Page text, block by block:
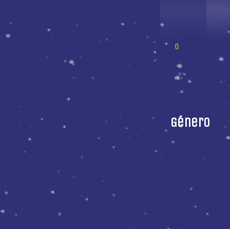
Género